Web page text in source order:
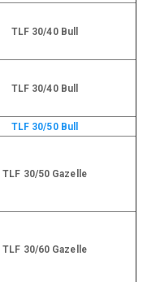
TLF 30/40 Bull
TLF 30/40 Bull
TLF 30/50 Bull
TLF 30/50 Gazelle
TLF 30/60 Gazelle